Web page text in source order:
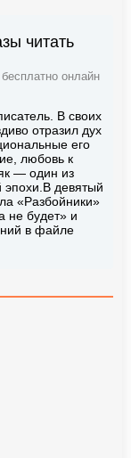
читать
онлайн
В своих
отразил дух
его
любовь к
— один из
эпохи.В девятый
«Разбойники»
не будет» и
в файле